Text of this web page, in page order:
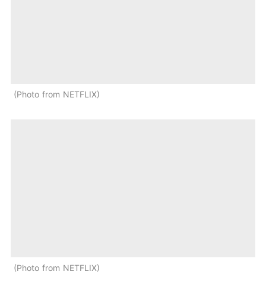
Photo from NETFLIX
Photo from NETFLIX